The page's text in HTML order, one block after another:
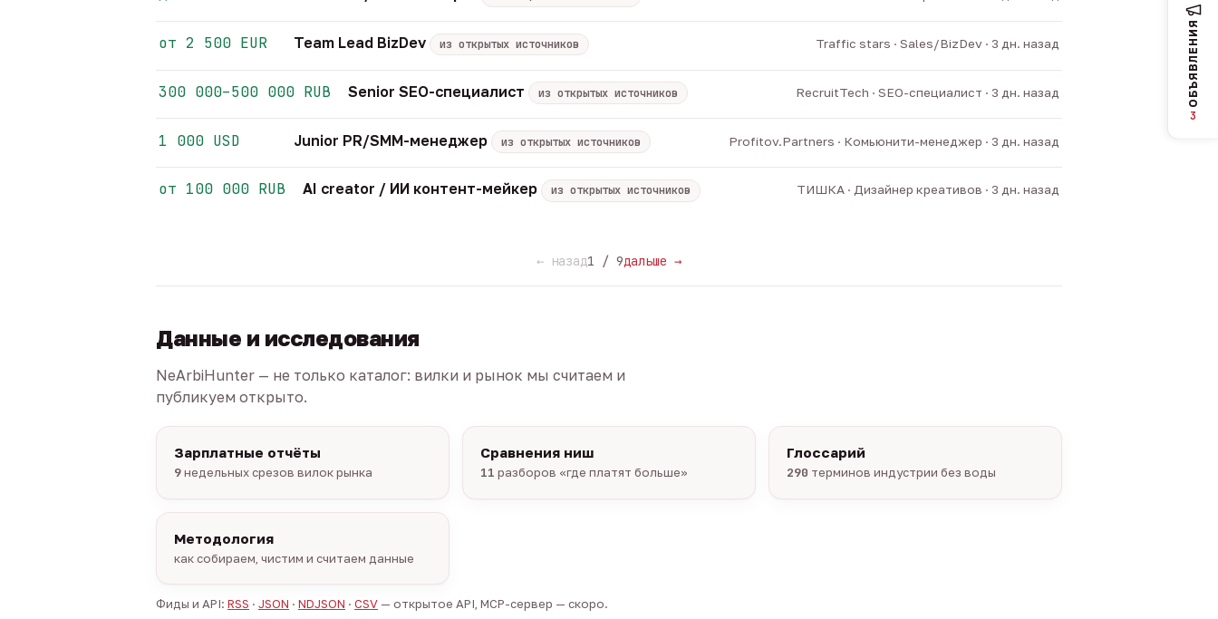
от 2 500 EUR Team Lead BizDev из открытых источников Traffic stars · Sales/BizDev · 3 дн. назад
300 000–500 000 RUB Senior SEO-специалист из открытых источников RecruitTech · SEO-специалист · 3 дн. назад
1 000 USD Junior PR/SMM-менеджер из открытых источников Profitov.Partners · Комьюнити-менеджер · 3 дн. назад
от 100 000 RUB AI creator / ИИ контент-мейкер из открытых источников ТИШКА · Дизайнер креативов · 3 дн. назад
← назад1 / 9дальше →
Данные и исследования
NeArbiHunter — не только каталог: вилки и рынок мы считаем и
публикуем открыто.
Зарплатные отчёты
9недельных срезов вилок рынка
Сравнения ниш
11 разборов «где платят больше»
Глоссарий
290 терминов индустрии без воды
Методология
как собираем, чистим и считаем данные
Фиды и API: RSS · JSON · NDJSON · CSV — открытое API, MCP-сервер — скоро.
ОБЪЯВЛЕНИЯ
3